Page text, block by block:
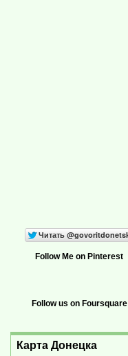
Follow Me on Pinterest
Follow us on Foursquare
Карта Донецка